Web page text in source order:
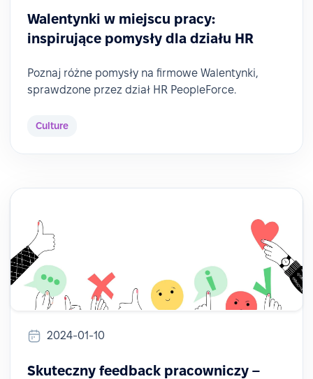
Walentynki w miejscu pracy:
inspirujące pomysły dla działu HR
Poznaj różne pomysły na firmowe Walentynki,
sprawdzone przez dział HR PeopleForce.
Culture
2024-01-10
Skuteczny feedback pracowniczy –